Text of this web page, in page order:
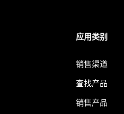
应用类别
销售渠道
查找产品
销售产品